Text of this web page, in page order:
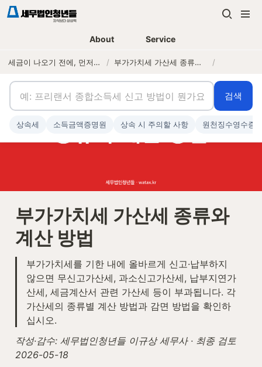
About Service
세금이 나오기 전에, 먼저 연락하는 세무법인 / 부가가치세 가산세 종류와 계산 방법 /
부가가치세 가산세 종류와
계산 방법
부가가치세를 기한 내에 올바르게 신고·납부하지
않으면 무신고가산세, 과소신고가산세, 납부지연가
산세, 세금계산서 관련 가산세 등이 부과됩니다. 각
가산세의 종류별 계산 방법과 감면 방법을 확인하
십시오.
작성·감수: 세무법인청년들 이규상 세무사 · 최종 검토
2026-05-18
검색
상속세 소득금액증명원 상속 시 주의할 사항 원천징수영수증